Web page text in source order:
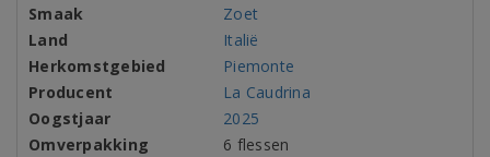
Smaak
Zoet
Land
Italië
Herkomstgebied
Piemonte
Producent
La Caudrina
Oogstjaar
2025
Omverpakking
6 flessen